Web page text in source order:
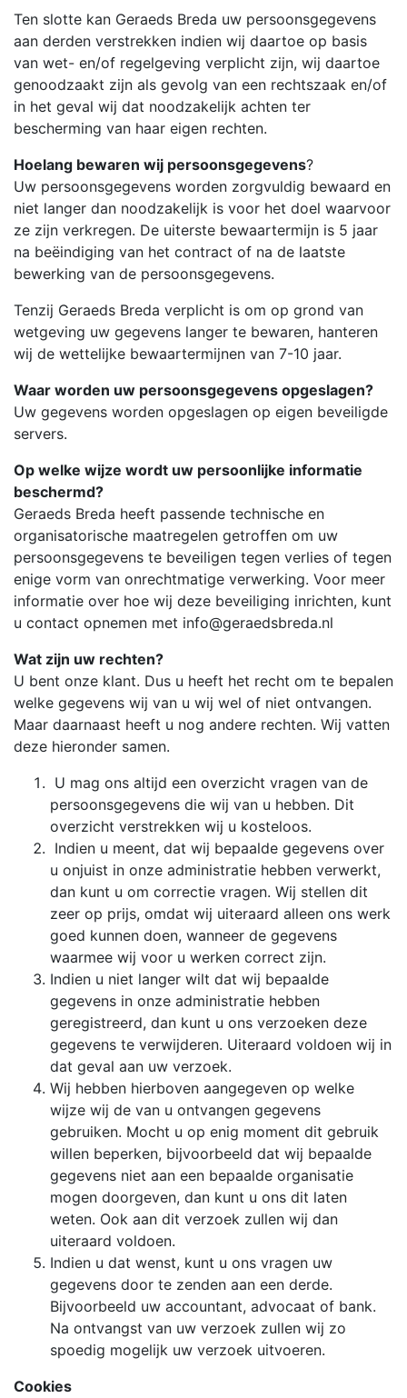
Ten slotte kan Geraeds Breda uw persoonsgegevens
aan derden verstrekken indien wij daartoe op basis
van wet- en/of regelgeving verplicht zijn, wij daartoe
genoodzaakt zijn als gevolg van een rechtszaak en/of
in het geval wij dat noodzakelijk achten ter
bescherming van haar eigen rechten.
Hoelang bewaren wij persoonsgegevens?
Uw persoonsgegevens worden zorgvuldig bewaard en
niet langer dan noodzakelijk is voor het doel waarvoor
ze zijn verkregen. De uiterste bewaartermijn is 5 jaar
na beëindiging van het contract of na de laatste
bewerking van de persoonsgegevens.
Tenzij Geraeds Breda verplicht is om op grond van
wetgeving uw gegevens langer te bewaren, hanteren
wij de wettelijke bewaartermijnen van 7-10 jaar.
Waar worden uw persoonsgegevens opgeslagen?
Uw gegevens worden opgeslagen op eigen beveiligde
servers.
Op welke wijze wordt uw persoonlijke informatie
beschermd?
Geraeds Breda heeft passende technische en
organisatorische maatregelen getroffen om uw
persoonsgegevens te beveiligen tegen verlies of tegen
enige vorm van onrechtmatige verwerking. Voor meer
informatie over hoe wij deze beveiliging inrichten, kunt
u contact opnemen met info@geraedsbreda.nl
Wat zijn uw rechten?
U bent onze klant. Dus u heeft het recht om te bepalen
welke gegevens wij van u wij wel of niet ontvangen.
Maar daarnaast heeft u nog andere rechten. Wij vatten
deze hieronder samen.
U mag ons altijd een overzicht vragen van de
persoonsgegevens die wij van u hebben. Dit
overzicht verstrekken wij u kosteloos.
Indien u meent, dat wij bepaalde gegevens over
u onjuist in onze administratie hebben verwerkt,
dan kunt u om correctie vragen. Wij stellen dit
zeer op prijs, omdat wij uiteraard alleen ons werk
goed kunnen doen, wanneer de gegevens
waarmee wij voor u werken correct zijn.
Indien u niet langer wilt dat wij bepaalde
gegevens in onze administratie hebben
geregistreerd, dan kunt u ons verzoeken deze
gegevens te verwijderen. Uiteraard voldoen wij in
dat geval aan uw verzoek.
Wij hebben hierboven aangegeven op welke
wijze wij de van u ontvangen gegevens
gebruiken. Mocht u op enig moment dit gebruik
willen beperken, bijvoorbeeld dat wij bepaalde
gegevens niet aan een bepaalde organisatie
mogen doorgeven, dan kunt u ons dit laten
weten. Ook aan dit verzoek zullen wij dan
uiteraard voldoen.
Indien u dat wenst, kunt u ons vragen uw
gegevens door te zenden aan een derde.
Bijvoorbeeld uw accountant, advocaat of bank.
Na ontvangst van uw verzoek zullen wij zo
spoedig mogelijk uw verzoek uitvoeren.
Cookies